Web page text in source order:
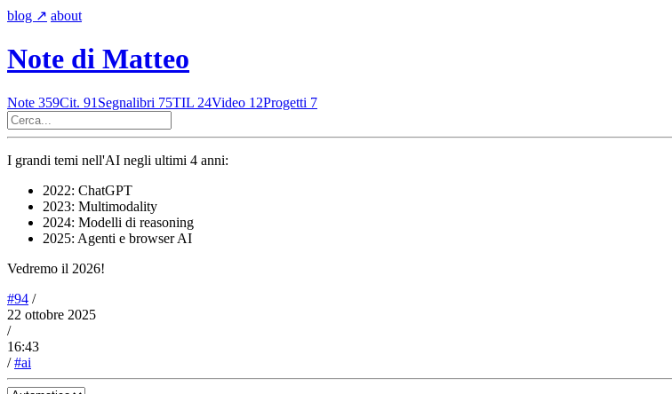
blog ↗︎ about
Note di Matteo
Note 359Cit. 91 Segnalibri 75TIL 24Video 12Progetti 7
I grandi temi nell'AI negli ultimi 4 anni:
2022: ChatGPT
2023: Multimodality
2024: Modelli di reasoning
2025: Agenti e browser AI
Vedremo il 2026!
#94 /
22 ottobre 2025
/
16:43
/#ai